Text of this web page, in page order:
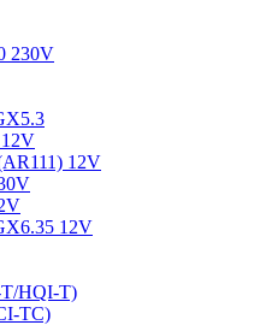
230V
12V
12V
HQI-T)
TC)